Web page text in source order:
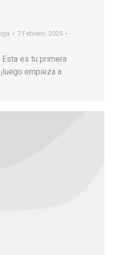
7 Febrero, 2025
es tu primera
empieza a